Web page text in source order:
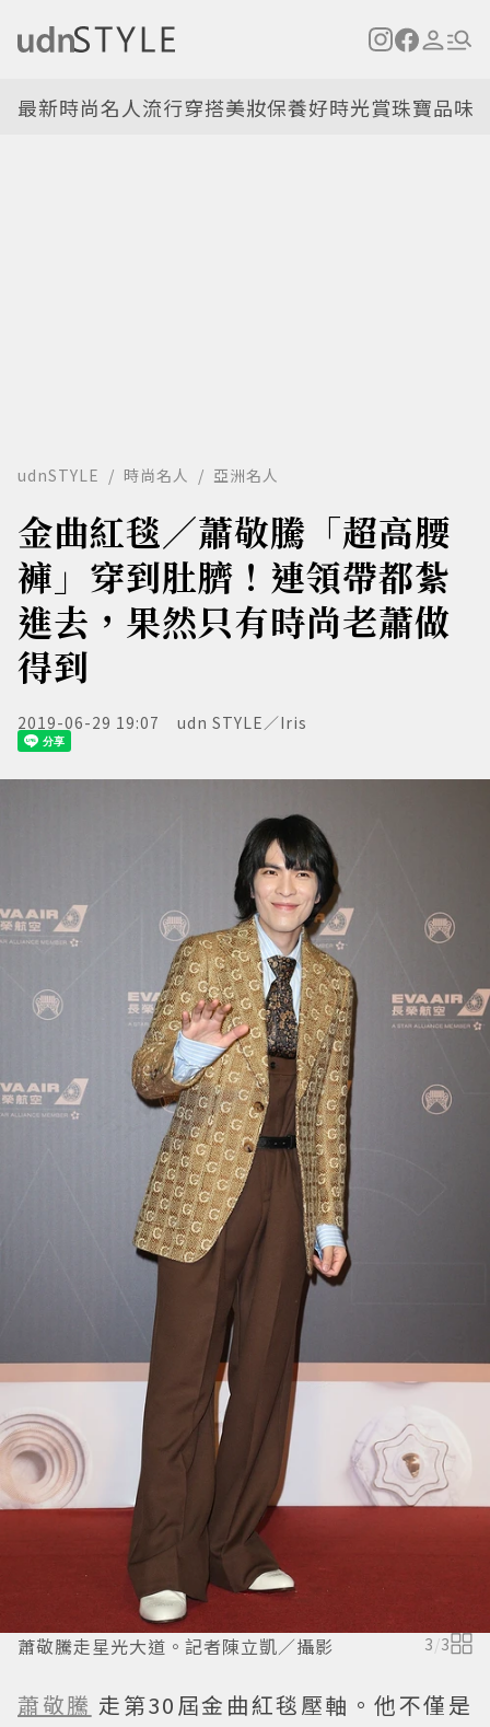
最新時尚名人流行穿搭美妝保養好時光賞珠寶品味
udnSTYLE 時尚名人 亞洲名人
金曲紅毯／蕭敬騰「超高腰
褲」穿到肚臍！連領帶都紮
進去，果然只有時尚老蕭做
得到
2019-06-29 19:07 udn STYLE／Iris
蕭敬騰走星光大道。記者陳立凱／攝影 3/3
蕭敬騰 走第30屆金曲紅毯壓軸。他不僅是